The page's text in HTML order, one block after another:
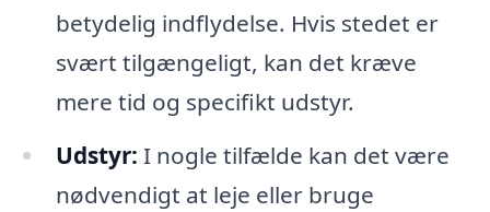
betydelig indflydelse. Hvis stedet er
svært tilgængeligt, kan det kræve
mere tid og specifikt udstyr.
Udstyr: I nogle tilfælde kan det være
nødvendigt at leje eller bruge